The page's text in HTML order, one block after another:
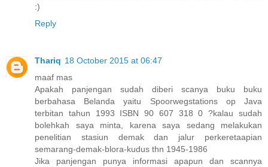
:)
Reply
Thariq 18 October 2015 at 06:47
maaf mas
Apakah panjengan sudah diberi scanya buku buku
berbahasa Belanda yaitu Spoorwegstations op Java
terbitan tahun 1993 ISBN 90 607 318 0 ?kalau sudah
bolehkah saya minta, karena saya sedang melakukan
penelitian stasiun demak dan jalur perkeretaapian
semarang-demak-blora-kudus thn 1945-1986
Jika panjengan punya informasi apapun dan scannya